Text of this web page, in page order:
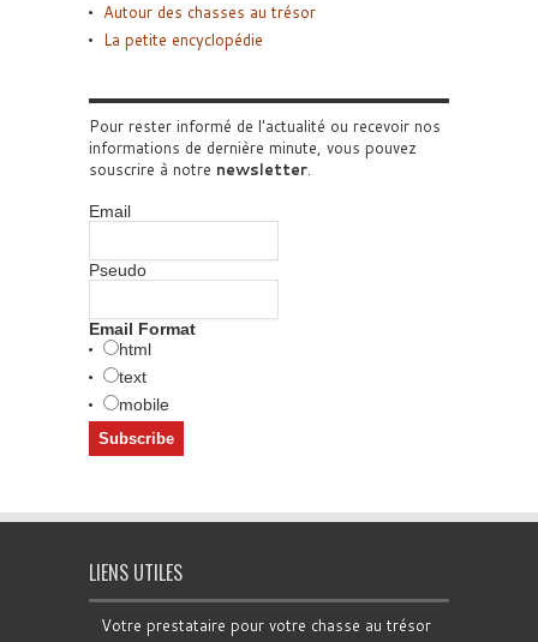
Autour des chasses au trésor
La petite encyclopédie
Pour rester informé de l'actualité ou recevoir nos
informations de dernière minute, vous pouvez
souscrire à notre newsletter.
Email
Pseudo
Email Format
html
text
mobile
LIENS UTILES
Votre prestataire pour votre chasse au trésor